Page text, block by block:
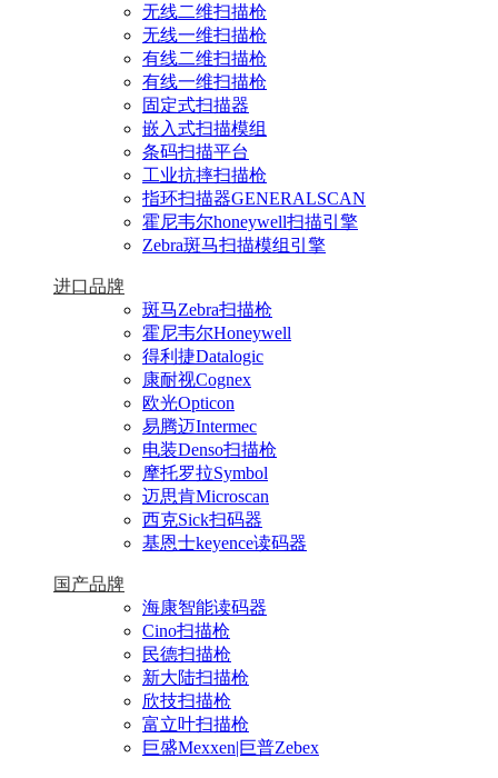
无线二维扫描枪
无线一维扫描枪
有线二维扫描枪
有线一维扫描枪
固定式扫描器
嵌入式扫描模组
条码扫描平台
工业抗摔扫描枪
指环扫描器GENERALSCAN
霍尼韦尔honeywell扫描引擎
Zebra斑马扫描模组引擎
进口品牌
斑马Zebra扫描枪
霍尼韦尔Honeywell
得利捷Datalogic
康耐视Cognex
欧光Opticon
易腾迈Intermec
电装Denso扫描枪
摩托罗拉Symbol
迈思肯Microscan
西克Sick扫码器
基恩士keyence读码器
国产品牌
海康智能读码器
Cino扫描枪
民德扫描枪
新大陆扫描枪
欣技扫描枪
富立叶扫描枪
巨盛Mexxen|巨普Zebex